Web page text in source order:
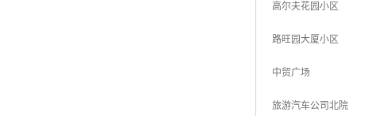
高尔夫花园小区
路旺园大厦小区
中贸广场
旅游汽车公司北院